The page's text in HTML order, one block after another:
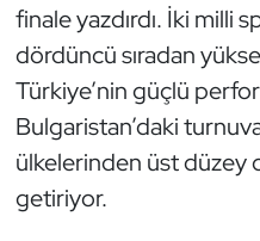
finale yazdırdı. İki milli
dördüncü sıradan
Türkiye’nin güçlü
Bulgaristan’daki
ülkelerinden üst düzey
getiriyor.
Hava Sporları
Hentbol
İşitme Engelli
Judo ve Kuraş